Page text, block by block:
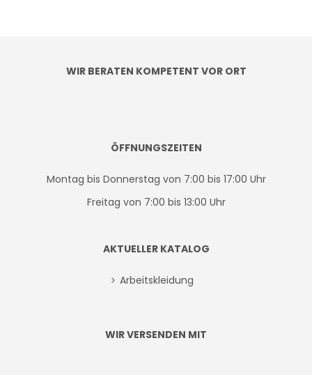
WIR BERATEN KOMPETENT VOR ORT
ÖFFNUNGSZEITEN
Montag bis Donnerstag von 7:00 bis 17:00 Uhr
Freitag von 7:00 bis 13:00 Uhr
AKTUELLER KATALOG
Arbeitskleidung
WIR VERSENDEN MIT